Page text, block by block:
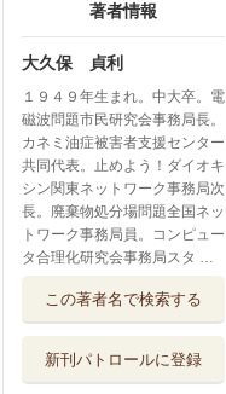
著者情報
大久保 貞利
１９４９年生まれ。中大卒。電
磁波問題市民研究会事務局長。
カネミ油症被害者支援センター
共同代表。止めよう！ダイオキ
シン関東ネットワーク事務局次
長。廃棄物処分場問題全国ネッ
トワーク事務局員。コンピュー
タ合理化研究会事務局スタ …
この著者名で検索する
新刊パトロールに登録